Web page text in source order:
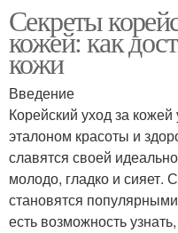
Секреты
кожей: как
кожи
Введение
Корейский уход за
эталоном красоты и
славятся своей
молодо, гладко и сияет.
становятся
есть возможность